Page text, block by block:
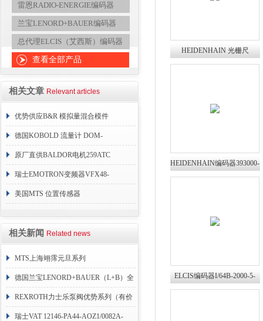
雷恩RADIO-ENERGIE编码器
兰宝LENORD+BAUER编码器
总代理ELCIS（艾西斯）编码器
查看全部产品
相关文章 Relevant articles
优势供应B&R 模拟量混合模件
3AM374.6
德国KOBOLD 流量计 DOM-
S20HR43Z30
原厂直供BALDOR电机259ATC
1750/2300
瑞士EMOTRON变频器VFX48-
175/54CEB
美国MTS 位置传感器
相关新闻 Related news
MTS上海翊霈元旦系列
RHM3050MR081A01
德国兰宝LENORD+BAUER（L+B）全
系列编码器
REXROTH力士乐泵阀优势系列（有价
目表）
瑞士VAT 12146-PA44-AOZ1/0082A-
HEIDENHAIN 光栅尺
689697-09翊霈推荐供应
HEIDENHAIN编码器393000-
07翊霈优质供应
ELCIS编码器I/64B-2000-5-
BZ-N-CD翊霈代理